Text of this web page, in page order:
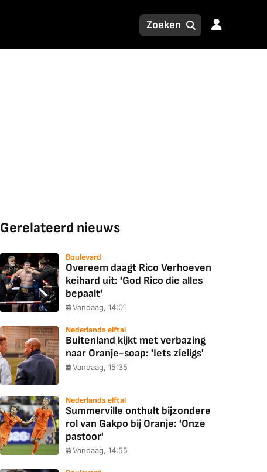
Gerelateerd nieuws
Boulevard
Overeem daagt Rico Verhoeven
keihard uit: 'God Rico die alles
bepaalt'
Vandaag, 14:01
Nederlands elftal
Buitenland kijkt met verbazing
naar Oranje-soap: 'Iets zieligs'
Vandaag, 15:35
Nederlands elftal
Summerville onthult bijzondere
rol van Gakpo bij Oranje: 'Onze
pastoor'
Vandaag, 14:55